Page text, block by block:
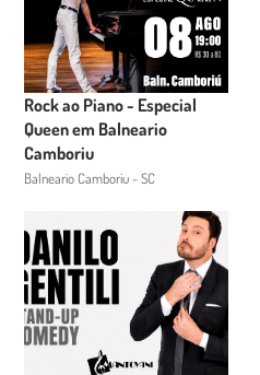
Rock ao Piano - Especial
Queen em Balneario
Camboriu
Balneario Camboriu - SC